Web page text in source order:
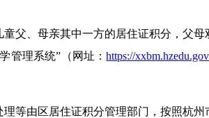
父、母亲其中一方的居住证积分，父
管理系统”（网址：https://
等由区居住证积分管理部门，按照杭州